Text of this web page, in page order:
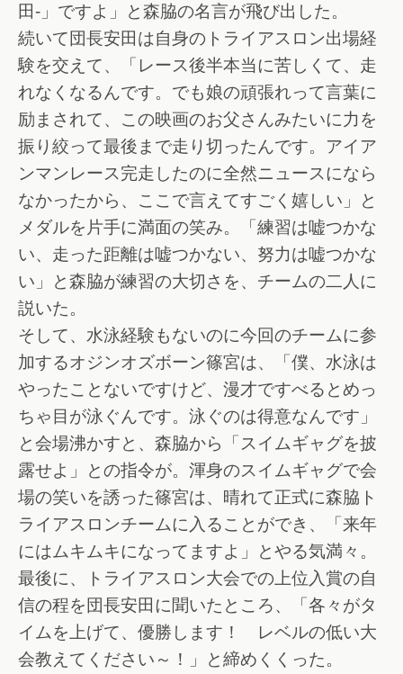
田-」ですよ」と森脇の名言が飛び出した。
続いて団長安田は自身のトライアスロン出場経
験を交えて、「レース後半本当に苦しくて、走
れなくなるんです。でも娘の頑張れって言葉に
励まされて、この映画のお父さんみたいに力を
振り絞って最後まで走り切ったんです。アイア
ンマンレース完走したのに全然ニュースになら
なかったから、ここで言えてすごく嬉しい」と
メダルを片手に満面の笑み。「練習は嘘つかな
い、走った距離は嘘つかない、努力は嘘つかな
い」と森脇が練習の大切さを、チームの二人に
説いた。
そして、水泳経験もないのに今回のチームに参
加するオジンオズボーン篠宮は、「僕、水泳は
やったことないですけど、漫才ですべるとめっ
ちゃ目が泳ぐんです。泳ぐのは得意なんです」
と会場沸かすと、森脇から「スイムギャグを披
露せよ」との指令が。渾身のスイムギャグで会
場の笑いを誘った篠宮は、晴れて正式に森脇ト
ライアスロンチームに入ることができ、「来年
にはムキムキになってますよ」とやる気満々。
最後に、トライアスロン大会での上位入賞の自
信の程を団長安田に聞いたところ、「各々がタ
イムを上げて、優勝します！ レベルの低い大
会教えてください～！」と締めくくった。